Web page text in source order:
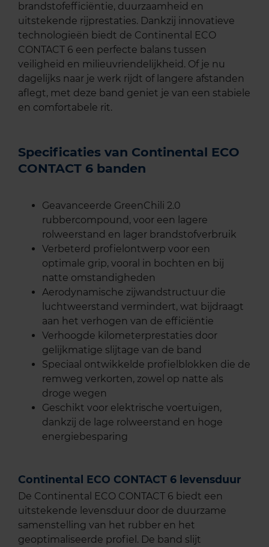
brandstofefficiëntie, duurzaamheid en
uitstekende rijprestaties. Dankzij innovatieve
technologieën biedt de Continental ECO
CONTACT 6 een perfecte balans tussen
veiligheid en milieuvriendelijkheid. Of je nu
dagelijks naar je werk rijdt of langere afstanden
aflegt, met deze band geniet je van een stabiele
en comfortabele rit.
Specificaties van Continental ECO
CONTACT 6 banden
Geavanceerde GreenChili 2.0
rubbercompound, voor een lagere
rolweerstand en lager brandstofverbruik
Verbeterd profielontwerp voor een
optimale grip, vooral in bochten en bij
natte omstandigheden
Aerodynamische zijwandstructuur die
luchtweerstand vermindert, wat bijdraagt
aan het verhogen van de efficiëntie
Verhoogde kilometerprestaties door
gelijkmatige slijtage van de band
Speciaal ontwikkelde profielblokken die de
remweg verkorten, zowel op natte als
droge wegen
Geschikt voor elektrische voertuigen,
dankzij de lage rolweerstand en hoge
energiebesparing
Continental ECO CONTACT 6 levensduur
De Continental ECO CONTACT 6 biedt een
uitstekende levensduur door de duurzame
samenstelling van het rubber en het
geoptimaliseerde profiel. De band slijt